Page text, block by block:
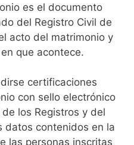
es el documento
del Registro Civil de
acto del matrimonio y
que acontece.
certificaciones
con sello electrónico
los Registros y del
datos contenidos en la
las personas inscritas